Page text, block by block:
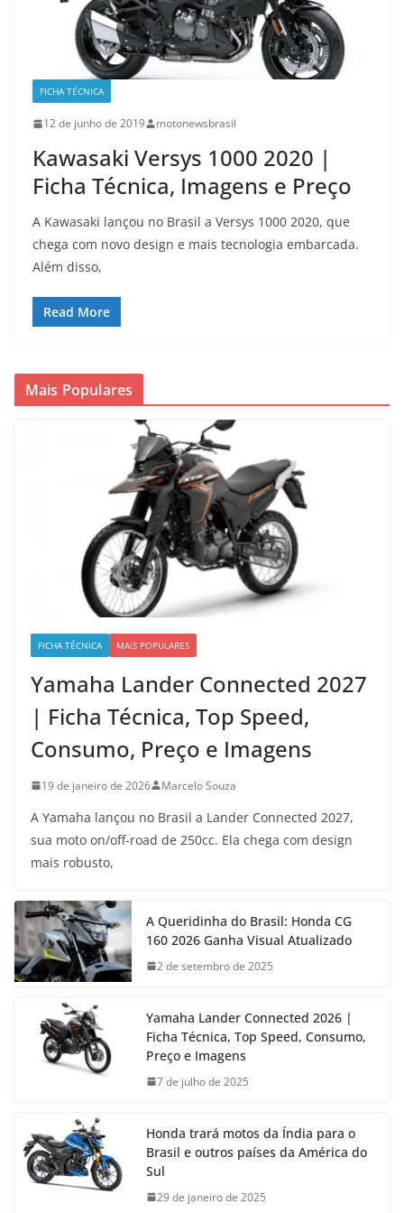
FICHA TÉCNICA
12 de junho de 2019 motonewsbrasil
Kawasaki Versys 1000 2020 |
Ficha Técnica, Imagens e Preço
A Kawasaki lançou no Brasil a Versys 1000 2020, que
chega com novo design e mais tecnologia embarcada.
Além disso,
Read More
Mais Populares
FICHA TÉCNICA MAIS POPULARES
Yamaha Lander Connected 2027
| Ficha Técnica, Top Speed,
Consumo, Preço e Imagens
19 de janeiro de 2026 Marcelo Souza
A Yamaha lançou no Brasil a Lander Connected 2027,
sua moto on/off-road de 250cc. Ela chega com design
mais robusto,
A Queridinha do Brasil: Honda CG
160 2026 Ganha Visual Atualizado
2 de setembro de 2025
Yamaha Lander Connected 2026 |
Ficha Técnica, Top Speed, Consumo,
Preço e Imagens
7 de julho de 2025
Honda trará motos da Índia para o
Brasil e outros países da América do
Sul
29 de janeiro de 2025